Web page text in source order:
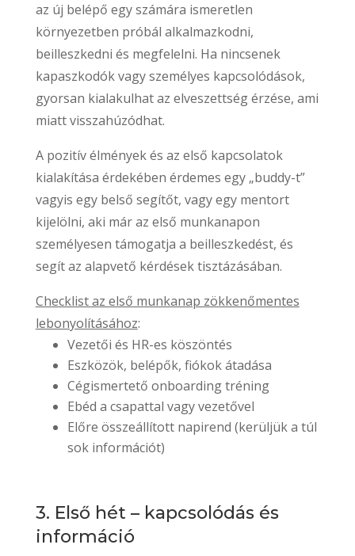
az új belépő egy számára ismeretlen
környezetben próbál alkalmazkodni,
beilleszkedni és megfelelni. Ha nincsenek
kapaszkodók vagy személyes kapcsolódások,
gyorsan kialakulhat az elveszettség érzése, ami
miatt visszahúzódhat.
A pozitív élmények és az első kapcsolatok
kialakítása érdekében érdemes egy „buddy-t”
vagyis egy belső segítőt, vagy egy mentort
kijelölni, aki már az első munkanapon
személyesen támogatja a beilleszkedést, és
segít az alapvető kérdések tisztázásában.
Checklist az első munkanap zökkenőmentes
lebonyolításához:
Vezetői és HR-es köszöntés
Eszközök, belépők, fiókok átadása
Cégismertető onboarding tréning
Ebéd a csapattal vagy vezetővel
Előre összeállított napirend (kerüljük a túl
sok információt)
3. Első hét – kapcsolódás és
információ